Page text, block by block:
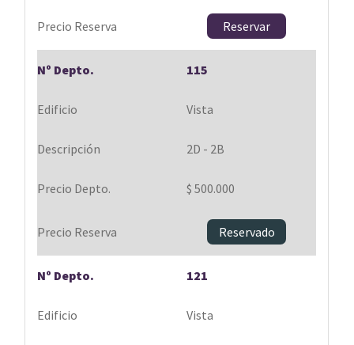
Reservar
115
Vista
2D - 2B
$ 500.000
Reservado
121
Vista